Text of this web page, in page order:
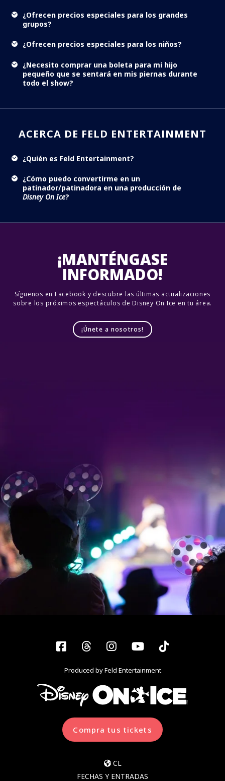
¿Ofrecen precios especiales para los grandes
grupos?
¿Ofrecen precios especiales para los niños?
¿Necesito comprar una boleta para mi hijo
pequeño que se sentará en mis piernas durante
todo el show?
ACERCA DE FELD ENTERTAINMENT
¿Quién es Feld Entertainment?
¿Cómo puedo convertirme en un
patinador/patinadora en una producción de
Disney On Ice?
¡MANTÉNGASE
INFORMADO!
Síguenos en Facebook y descubre las últimas actualizaciones
sobre los próximos espectáculos de Disney On Ice en tu área.
¡Únete a nosotros!
Facebook
ThreadsInstagram
YouTubeTiktok
Produced by Feld Entertainment
Compra tus tickets
CL
FECHAS Y ENTRADAS